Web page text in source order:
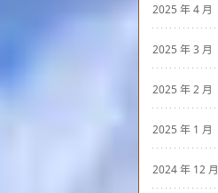
2025 年 4 月
2025 年 3 月
2025 年 2 月
2025 年 1 月
2024 年 12 月